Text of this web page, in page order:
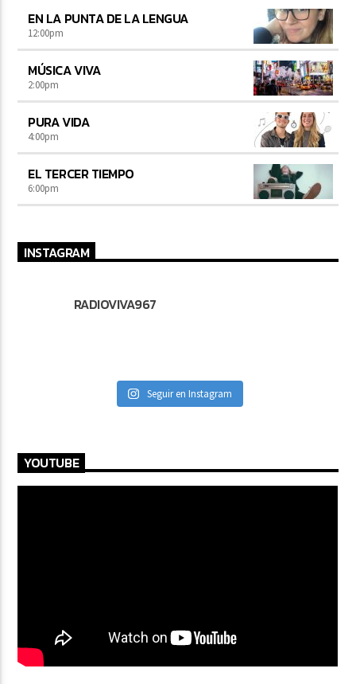
EN LA PUNTA DE LA LENGUA
12:00pm
MÚSICA VIVA
2:00pm
PURA VIDA
4:00pm
EL TERCER TIEMPO
6:00pm
INSTAGRAM
RADIOVIVA967
Seguir en Instagram
YOUTUBE